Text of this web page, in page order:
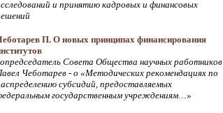
и принятию кадровых и финансовых
П. О новых принципах финансирования
Совета Общества научных работников
Чеботарев - о «Методических рекомендациях по
субсидий, предоставляемых
государственным учреждениям…»